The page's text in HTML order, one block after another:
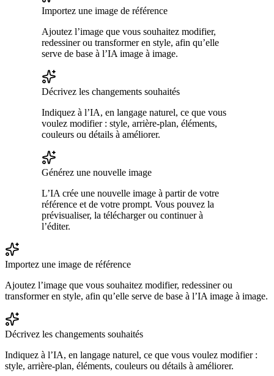
Importez une image de référence
Ajoutez l’image que vous souhaitez modifier,
redessiner ou transformer en style, afin qu’elle
serve de base à l’IA image à image.
Décrivez les changements souhaités
Indiquez à l’IA, en langage naturel, ce que vous
voulez modifier : style, arrière-plan, éléments,
couleurs ou détails à améliorer.
Générez une nouvelle image
L’IA crée une nouvelle image à partir de votre
référence et de votre prompt. Vous pouvez la
prévisualiser, la télécharger ou continuer à
l’éditer.
Importez une image de référence
Ajoutez l’image que vous souhaitez modifier, redessiner ou
transformer en style, afin qu’elle serve de base à l’IA image à image.
Décrivez les changements souhaités
Indiquez à l’IA, en langage naturel, ce que vous voulez modifier :
style, arrière-plan, éléments, couleurs ou détails à améliorer.